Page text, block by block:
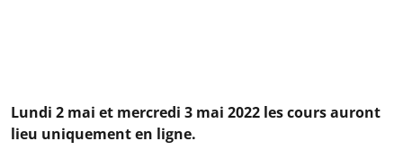
Lundi 2 mai et mercredi 3 mai 2022 les cours auront
lieu uniquement en ligne.